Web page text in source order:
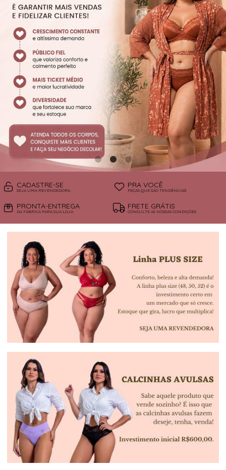
SUTIÃS
CADASTRE-SE
SEJA UMA REVENDEDORA
PRA VOCÊ
PEÇAS QUE SÃO TENDÊNCIAS!
PRONTA-ENTREGA
DA FÁBRICA PARA SUA LOJA
FRETE GRÁTIS
CONSULTE AS NOSSAS CONDIÇÕES